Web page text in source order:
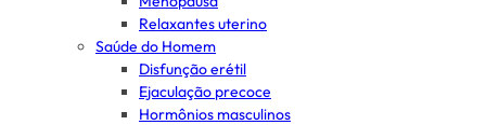
Relaxantes uterino
Saúde do Homem
Disfunção erétil
Ejaculação precoce
Hormônios masculinos